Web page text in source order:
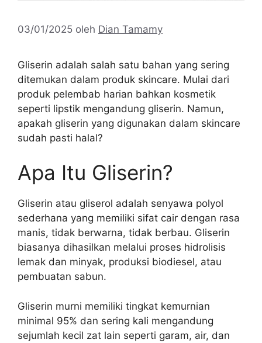
03/01/2025 oleh Dian Tamamy
Gliserin adalah salah satu bahan yang sering
ditemukan dalam produk skincare. Mulai dari
produk pelembab harian bahkan kosmetik
seperti lipstik mengandung gliserin. Namun,
apakah gliserin yang digunakan dalam skincare
sudah pasti halal?
Apa Itu Gliserin?
Gliserin atau gliserol adalah senyawa polyol
sederhana yang memiliki sifat cair dengan rasa
manis, tidak berwarna, tidak berbau. Gliserin
biasanya dihasilkan melalui proses hidrolisis
lemak dan minyak, produksi biodiesel, atau
pembuatan sabun.
Gliserin murni memiliki tingkat kemurnian
minimal 95% dan sering kali mengandung
sejumlah kecil zat lain seperti garam, air, dan